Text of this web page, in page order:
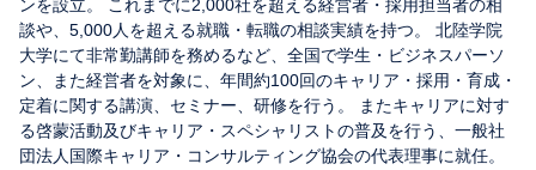
ンを設立。 これまでに2,000社を超える経営者・採用担当者の相
談や、5,000人を超える就職・転職の相談実績を持つ。 北陸学院
大学にて非常勤講師を務めるなど、全国で学生・ビジネスパーソ
ン、また経営者を対象に、年間約100回のキャリア・採用・育成・
定着に関する講演、セミナー、研修を行う。 またキャリアに対す
る啓蒙活動及びキャリア・スペシャリストの普及を行う、一般社
団法人国際キャリア・コンサルティング協会の代表理事に就任。